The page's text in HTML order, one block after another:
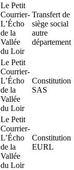
Le Petit
Courrier-
L’Écho
de la
Vallée
du Loir
Transfert de
siège social
autre
département
Le Petit
Courrier-
L’Écho
de la
Vallée
du Loir
Constitution
SAS
Le Petit
Courrier-
L’Écho
de la
Vallée
du Loir
Constitution
EURL